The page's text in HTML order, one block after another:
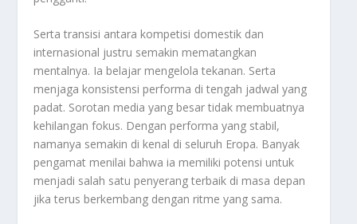
Serta transisi antara kompetisi domestik dan
internasional justru semakin mematangkan
mentalnya. Ia belajar mengelola tekanan. Serta
menjaga konsistensi performa di tengah jadwal yang
padat. Sorotan media yang besar tidak membuatnya
kehilangan fokus. Dengan performa yang stabil,
namanya semakin di kenal di seluruh Eropa. Banyak
pengamat menilai bahwa ia memiliki potensi untuk
menjadi salah satu penyerang terbaik di masa depan
jika terus berkembang dengan ritme yang sama.